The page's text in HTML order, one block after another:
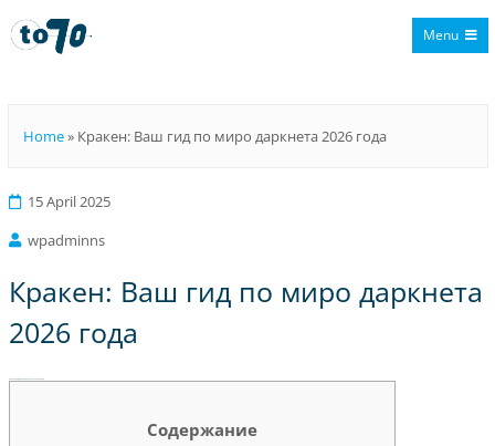
Menu
Home» Кракен: Ваш гид по миро даркнета 2026 года
15 April 2025
wpadminns
Кракен: Ваш гид по миро даркнета
2026 года
Содержание